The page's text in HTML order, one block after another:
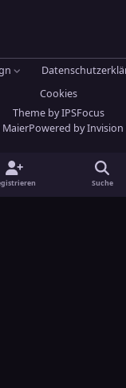
Cookies
ThemebyIPSFocus
MaierPowered by
Suche